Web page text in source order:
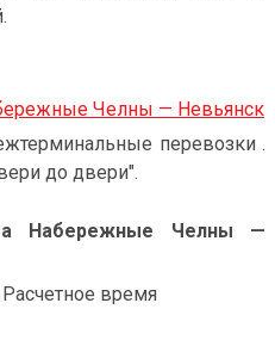
Челны — Невьянск
перевозки .
до двери".
Набережные Челны —
время